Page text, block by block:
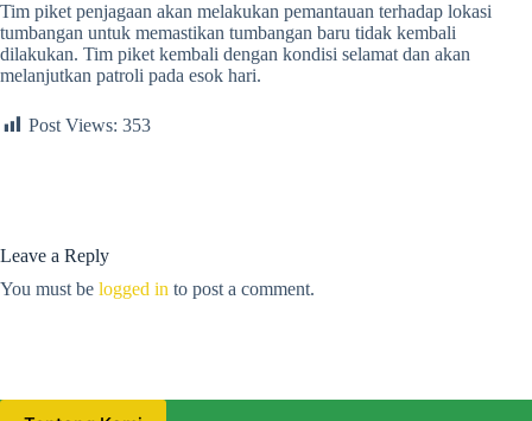
Tim piket penjagaan akan melakukan pemantauan terhadap lokasi
tumbangan untuk memastikan tumbangan baru tidak kembali
dilakukan. Tim piket kembali dengan kondisi selamat dan akan
melanjutkan patroli pada esok hari.
Post Views: 353
Leave a Reply
You must be logged in to post a comment.